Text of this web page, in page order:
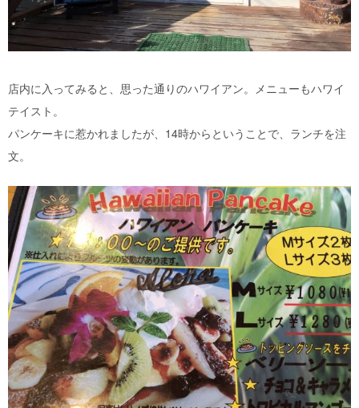
店内に入ってみると、思った通りのハワイアン。メニューもハワイ
テイスト。
パンケーキに惹かれましたが、14時からということで、ランチを注
文。